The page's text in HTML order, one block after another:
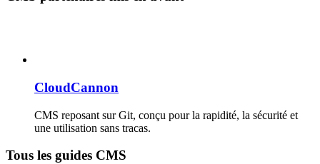
CloudCannon
CMS reposant sur Git, conçu pour la rapidité, la sécurité et
une utilisation sans tracas.
Tous les guides CMS